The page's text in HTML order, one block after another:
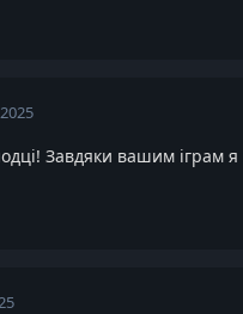
Завдяки вашим іграм я